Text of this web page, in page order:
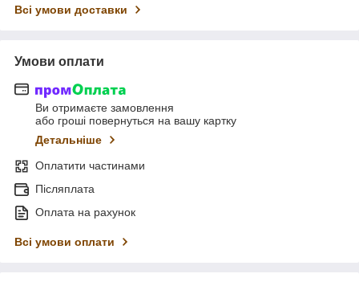
Всі умови доставки
Умови оплати
Ви отримаєте замовлення
або гроші повернуться на вашу картку
Детальніше
Оплатити частинами
Післяплата
Оплата на рахунок
Всі умови оплати